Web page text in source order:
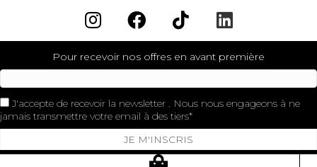
Pour recevoir nos offres en avant première
J'accepte de recevoir la newsletter . Nous nous engageons à ne
jamais transmettre votre email à des tiers
JE M'INSCRIS